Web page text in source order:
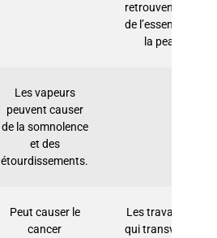
retrouvent avec
de l’essence sur
la peau.
Les vapeurs
peuvent causer
de la somnolence
et des
étourdissements.
Peut causer le
cancer
Les travailleurs
qui transvasent